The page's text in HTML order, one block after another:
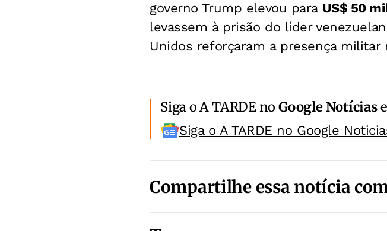
governo Trump elevou para US$ 50
levassem à prisão do líder
Unidos reforçaram a presença militar
Siga o A TARDE noGoogle Notícias
Siga o A TARDE no Google
Compartilhe essa notícia